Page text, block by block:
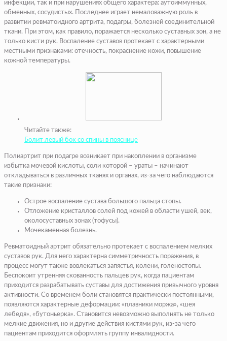
инфекции, так и при нарушениях общего характера: аутоиммунных,
обменных, сосудистых. Последнее играет немаловажную роль в
развитии ревматоидного артрита, подагры, болезней соединительной
ткани. При этом, как правило, поражается несколько суставных зон, а не
только кисти рук. Воспаление суставов протекает с характерными
местными признаками: отечность, покраснение кожи, повышение
кожной температуры.
Читайте также:
Болит левый бок со спины в пояснице
Полиартрит при подагре возникает при накоплении в организме
избытка мочевой кислоты, соли которой – ураты – начинают
откладываться в различных тканях и органах, из-за чего наблюдаются
такие признаки:
Острое воспаление сустава большого пальца стопы.
Отложение кристаллов солей под кожей в области ушей, век,
околосуставных зонах (тофусы).
Мочекаменная болезнь.
Ревматоидный артрит обязательно протекает с воспалением мелких
суставов рук. Для него характерна симметричность поражения, в
процесс могут также вовлекаться запястья, колени, голеностопы.
Беспокоит утренняя скованность пальцев рук, когда пациентам
приходится разрабатывать суставы для достижения привычного уровня
активности. Со временем боли становятся практически постоянными,
появляются характерные деформации: «плавники моржа», «шея
лебедя», «бутоньерка». Становится невозможно выполнять не только
мелкие движения, но и другие действия кистями рук, из-за чего
пациентам приходится оформлять группу инвалидности.